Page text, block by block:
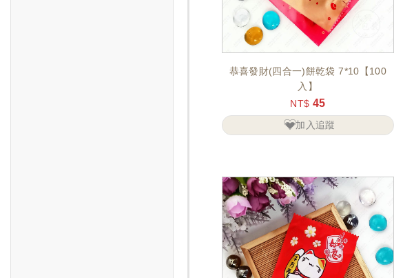
恭喜發財(四合一)餅乾袋 7*10【100
入】
NT$ 45
加入追蹤